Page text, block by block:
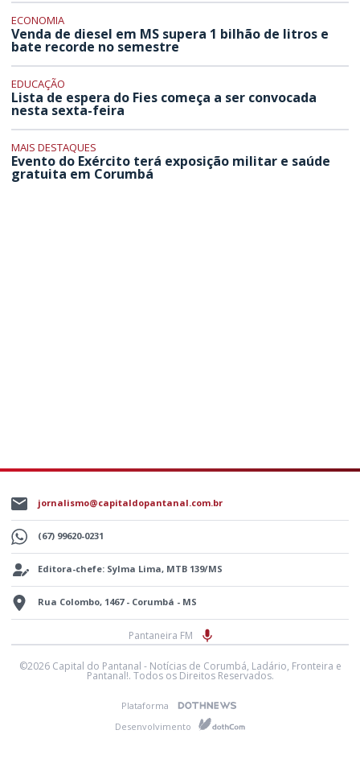
ECONOMIA
Venda de diesel em MS supera 1 bilhão de litros e
bate recorde no semestre
EDUCAÇÃO
Lista de espera do Fies começa a ser convocada
nesta sexta-feira
MAIS DESTAQUES
Evento do Exército terá exposição militar e saúde
gratuita em Corumbá
jornalismo@capitaldopantanal.com.br
(67) 99620-0231
Editora-chefe: Sylma Lima, MTB 139/MS
Rua Colombo, 1467 - Corumbá - MS
Pantaneira FM
©2026 Capital do Pantanal - Notícias de Corumbá, Ladário, Fronteira e
Pantanal!. Todos os Direitos Reservados.
Plataforma
Desenvolvimento